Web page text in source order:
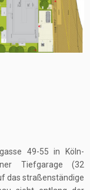
49-55 in Köln-
Tiefgarage (32
das straßenständige